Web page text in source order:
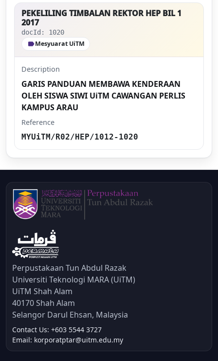
PEKELILING TIMBALAN REKTOR HEP BIL 1
2017
docId: 1020
labelMesyuarat UiTM
Description
GARIS PANDUAN MEMBAWA KENDERAAN
OLEH SISWA SIWI UiTM CAWANGAN PERLIS
KAMPUS ARAU
Reference
MYUiTM/R02/HEP/1012-1020
Perpustakaan Tun Abdul Razak
Universiti Teknologi MARA (UiTM)
UiTM Shah Alam
40170 Shah Alam
Selangor Darul Ehsan, Malaysia
Contact Us: +603 5544 3727
Email: korporatptar@uitm.edu.my